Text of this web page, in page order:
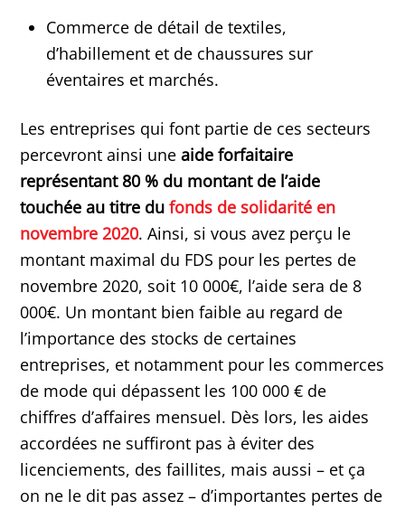
Commerce de détail de textiles,
d’habillement et de chaussures sur
éventaires et marchés.
Les entreprises qui font partie de ces secteurs
percevront ainsi uneaide forfaitaire
représentant 80 % du montant de l’aide
touchée au titre dufonds de solidarité en
novembre 2020. Ainsi, si vous avez perçu le
montant maximal du FDS pour les pertes de
novembre 2020, soit 10 000€, l’aide sera de 8
000€. Un montant bien faible au regard de
l’importance des stocks de certaines
entreprises, et notamment pour les commerces
de mode qui dépassent les 100 000 € de
chiffres d’affaires mensuel. Dès lors, les aides
accordées ne suffiront pas à éviter des
licenciements, des faillites, mais aussi – et ça
on ne le dit pas assez – d’importantes pertes de